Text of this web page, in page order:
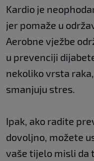
Kardio je
jer pomaže u
Aerobne vježbe
u prevenciji
nekoliko vrsta
smanjuju stres.
Ipak, ako radite
dovoljno, možete
vaše tijelo misli da